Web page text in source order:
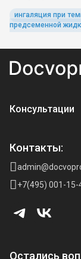
ингаляция при
предсеменной
Консультации
Контакты:
+7(495) 001-15-
Остались